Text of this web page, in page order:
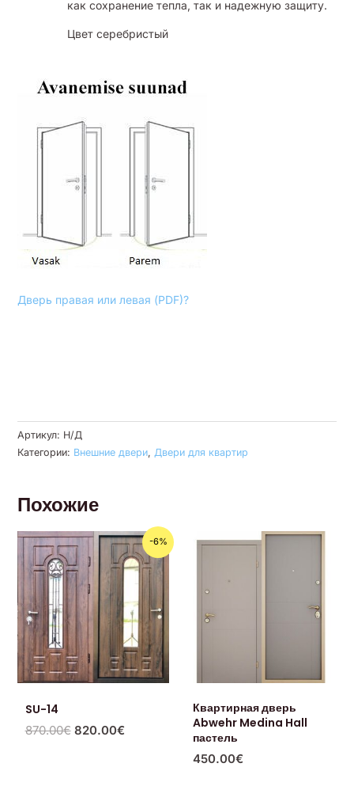
как сохранение тепла, так и надежную защиту.
Цвет серебристый
Дверь правая или левая (PDF)?
Артикул: Н/Д
Категории: Внешние двери, Двери для квартир
Похожие
-6%
SU-14
870.00€
Первоначальная
цена
составляла
870.00€.
820.00€
Текущая
цена:
820.00€.
Квартирная дверь
Abwehr Medina Hall
пастель
450.00€